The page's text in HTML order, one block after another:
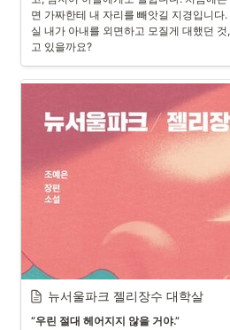
면 가짜한테 내 자리를 빼앗길 지경입니다
실 내가 아내를 외면하고 모질게 대했던
고 있을까요?
뉴서울파크 젤리장수 대학살
“우린 절대 헤어지지 않을 거야.”